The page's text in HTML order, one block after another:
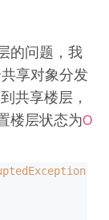
的问题，我
享对象分发
共享楼层，
楼层状态为O